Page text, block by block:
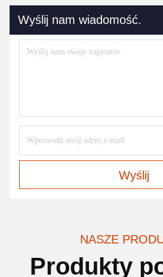
Wyślij nam wiadomość.
Wyślij
NASZE
Produkty